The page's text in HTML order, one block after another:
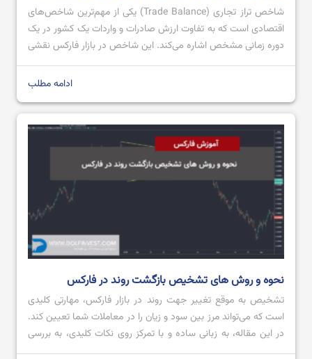
شاخص تراز تجاری (Trade Balance) یکی از مهم‌ترین شاخص‌های
اقتصادی است که به تفاوت ارزش صادرات و واردات یک کشور در یک
دوره زمانی مشخص اشاره می‌کند. این شاخص در بازار فارکس نقشی
کلیدی ایفا می‌کند، زیرا می‌تواند روی ارزش پول ملی یک کشور تاثیر
بگذارد. تراز تجاری مثبت، که به معنای صادرات بیشتر از […]ادامه مطلب
نحوه و روش های تشخیص بازگشت روند در فارکس
تشخیص به ‌موقع تغییر جهت روند در بازار فارکس، مهارتی کلیدی
است که می‌تواند مرز بین سود و زیان را در معاملات شما تعیین کند.
در این مقاله، به زبانی ساده و با تمرکز روی نکات کلیدی، به بررسی
دقیق این موضوع خواهیم پرداخت. هدف ما ارائه دیدگاهی جامع اما